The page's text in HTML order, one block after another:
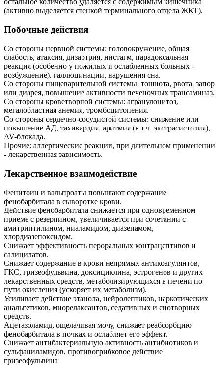
остальное количество удаляется с содержимым кишечника
(активно выделяется стенкой терминального отдела ЖКТ).
Побочные действия
Со стороны нервной системы: головокружение, общая
слабость, атаксия, дизартрия, нистагм, парадоксальная
реакция (особенно у пожилых и ослабленных больных -
возбуждение), галлюцинации, нарушения сна.
Со стороны пищеварительной системы: тошнота, рвота, запор
или диарея, повышение активности печеночных трансаминаз.
Со стороны кроветворной системы: агранулоцитоз,
мегалобластная анемия, тромбоцитопения.
Со стороны сердечно-сосудистой системы: снижение или
повышение АД, тахикардия, аритмия (в т.ч. экстрасистолия),
AV-блокада.
Прочие: аллергические реакции, при длительном применении
- лекарственная зависимость.
Лекарственное взаимодействие
Фенитоин и вальпроаты повышают содержание
фенобарбитала в сыворотке крови.
Действие фенобарбитала снижается при одновременном
приеме с резерпином, увеличивается при сочетании с
амитриптилином, ниаламидом, диазепамом,
хлордиазепоксидом.
Снижает эффективность пероральных контрацептивов и
салицилатов.
Снижает содержание в крови непрямых антикоагулянтов,
ГКС, гризеофульвина, доксициклина, эстрогенов и других
лекарственных средств, метаболизирующихся в печени по
пути окисления (ускоряет их метаболизм).
Усиливает действие этанола, нейролептиков, наркотических
анальгетиков, миорелаксантов, седативных и снотворных
средств.
Ацетазоламид, ощелачивая мочу, снижает реабсорбцию
фенобарбитала в почках и ослабляет его эффект.
Снижает антибактериальную активность антибиотиков и
сульфаниламидов, противогрибковое действие
гризеофульвина